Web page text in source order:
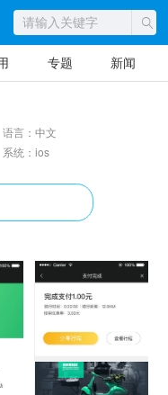
专题 新闻
语言：中文
系统：ios